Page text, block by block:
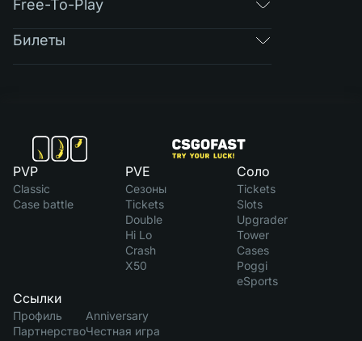
Free-To-Play
Билеты
PVP
Classic
Case battle
PVE
Сезоны
Tickets
Double
Hi Lo
Crash
X50
Соло
Tickets
Slots
Upgrader
Tower
Cases
Poggi
eSports
Ссылки
Профиль
Партнерство
Anniversary
Честная игра